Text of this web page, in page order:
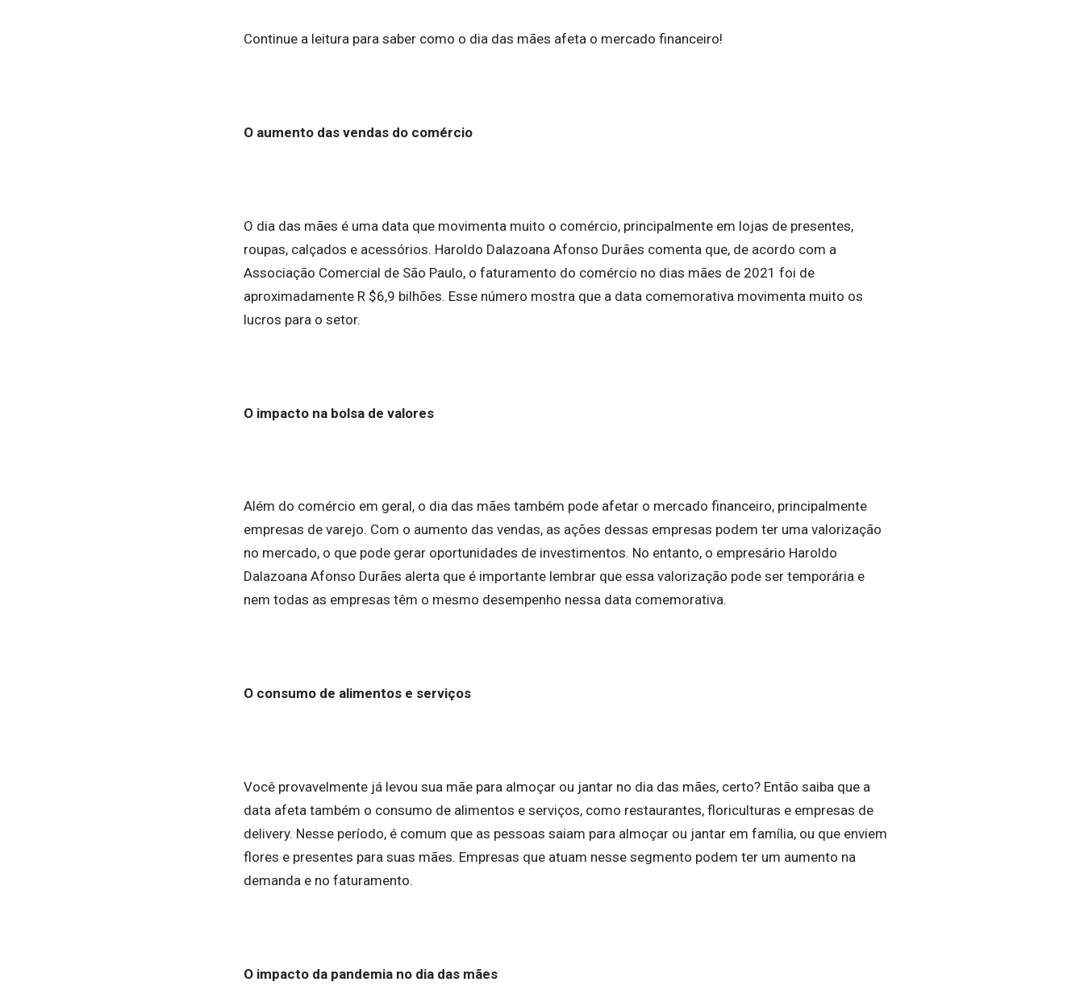
Continue a leitura para saber como o dia das mães afeta o mercado financeiro!
O aumento das vendas do comércio
O dia das mães é uma data que movimenta muito o comércio, principalmente em lojas de presentes,
roupas, calçados e acessórios. Haroldo Dalazoana Afonso Durães comenta que, de acordo com a
Associação Comercial de São Paulo, o faturamento do comércio no dias mães de 2021 foi de
aproximadamente R $6,9 bilhões. Esse número mostra que a data comemorativa movimenta muito os
lucros para o setor.
O impacto na bolsa de valores
Além do comércio em geral, o dia das mães também pode afetar o mercado financeiro, principalmente
empresas de varejo. Com o aumento das vendas, as ações dessas empresas podem ter uma valorização
no mercado, o que pode gerar oportunidades de investimentos. No entanto, o empresário Haroldo
Dalazoana Afonso Durães alerta que é importante lembrar que essa valorização pode ser temporária e
nem todas as empresas têm o mesmo desempenho nessa data comemorativa.
O consumo de alimentos e serviços
Você provavelmente já levou sua mãe para almoçar ou jantar no dia das mães, certo? Então saiba que a
data afeta também o consumo de alimentos e serviços, como restaurantes, floriculturas e empresas de
delivery. Nesse período, é comum que as pessoas saiam para almoçar ou jantar em família, ou que enviem
flores e presentes para suas mães. Empresas que atuam nesse segmento podem ter um aumento na
demanda e no faturamento.
O impacto da pandemia no dia das mães